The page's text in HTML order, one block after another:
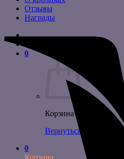
Отзывы
Награды
0
Корзина пуста.
Вернуться в магазин
0
Корзина